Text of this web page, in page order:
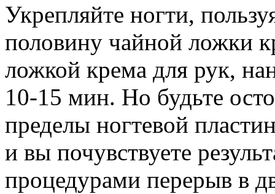
Укрепляйте ногти,
половину чайной ложки
ложкой крема для рук,
10-15 мин. Но будьте
пределы ногтевой
и вы почувствуете
процедурами перерыв в